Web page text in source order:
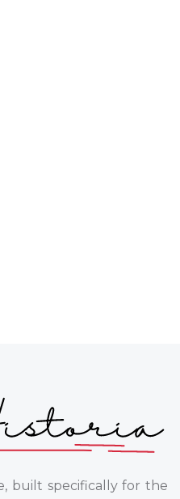
built specifically for the